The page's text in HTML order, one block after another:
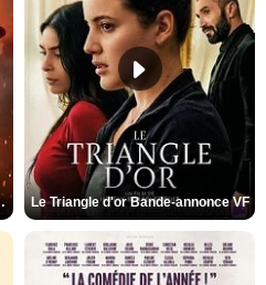
VO STFR Le Triangle d'or Bande-annonce VF